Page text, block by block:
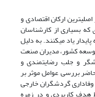
ارکان اقتصادی و
بسیاری از کارشناسان
یاد میکنند. به دلیل
کشور، مدیران صنعت
و جلب رضایتمندی و
بررسی عوامل موثر بر
گردشگران خارجی